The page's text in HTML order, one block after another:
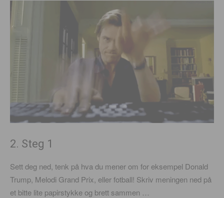
2. Steg 1
Sett deg ned, tenk på hva du mener om for eksempel Donald
Trump, Melodi Grand Prix, eller fotball! Skriv meningen ned på
et bitte lite papirstykke og brett sammen …